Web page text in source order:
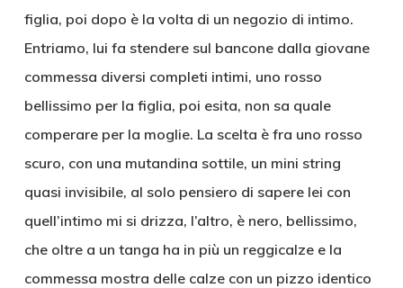
figlia, poi dopo è la volta di un negozio di intimo.
Entriamo, lui fa stendere sul bancone dalla giovane
commessa diversi completi intimi, uno rosso
bellissimo per la figlia, poi esita, non sa quale
comperare per la moglie. La scelta è fra uno rosso
scuro, con una mutandina sottile, un mini string
quasi invisibile, al solo pensiero di sapere lei con
quell’intimo mi si drizza, l’altro, è nero, bellissimo,
che oltre a un tanga ha in più un reggicalze e la
commessa mostra delle calze con un pizzo identico